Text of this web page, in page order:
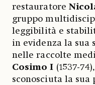
restauratore
gruppo
leggibilità e
in evidenza la sua
nelle raccolte
Cosimo I (1537-
sconosciuta la sua